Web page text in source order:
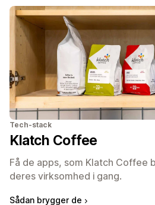
Tech-stack
Klatch Coffee
Få de apps, som Klatch Coffee
deres virksomhed i gang.
Sådan brygger de